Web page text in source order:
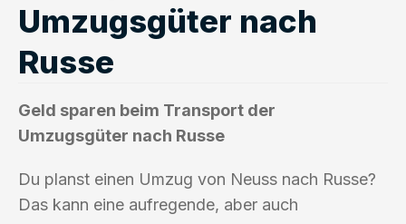
Umzugsgüter nach
Russe
Geld sparen beim Transport der
Umzugsgüter nach Russe
Du planst einen Umzug von Neuss nach Russe?
Das kann eine aufregende, aber auch